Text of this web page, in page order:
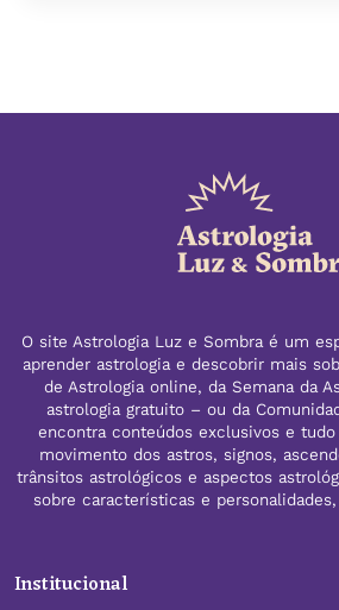
O site Astrologia Luz e Sombra é um
aprender astrologia e descobrir mais
de Astrologia online, da Semana da
astrologia gratuito – ou da
encontra conteúdos exclusivos e
movimento dos astros, signos,
trânsitos astrológicos e aspectos
sobre características e
Institucional